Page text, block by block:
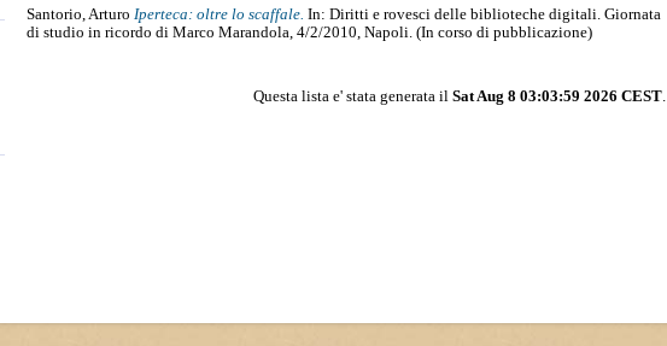
Santorio, Arturo Iperteca: oltre lo scaffale. In: Diritti e rovesci delle biblioteche digitali. Giornata
di studio in ricordo di Marco Marandola, 4/2/2010, Napoli. (In corso di pubblicazione)
Questa lista e' stata generata il Sat Aug 8 03:03:59 2026 CEST.